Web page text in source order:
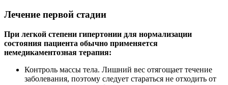
Лечение первой стадии
При легкой степени гипертонии для нормализации
состояния пациента обычно применяется
немедикаментозная терапия:
Контроль массы тела. Лишний вес отягощает течение
заболевания, поэтому следует стараться не отходить от